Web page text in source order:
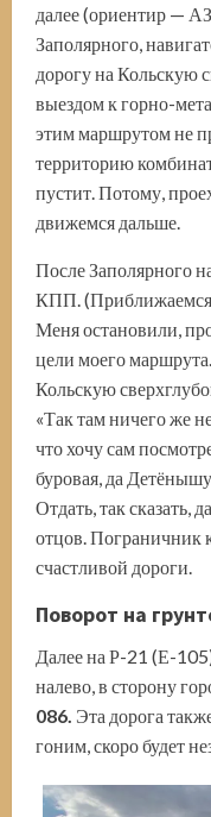
далее (ориентир —
Заполярного,
дорогу на Кольскую
выездом к горно-
этим маршрутом не
территорию
пустит. Потому,
движемся дальше.
После Заполярного
КПП. (Приближаемся
Меня остановили,
цели моего
Кольскую
«Так там ничего же
что хочу сам
буровая, да Детёнышу
Отдать, так сказать,
отцов. Пограничник
счастливой дороги.
Поворот на
Далее на Р-21 (Е-
налево, в сторону
086. Эта дорога
гоним, скоро будет